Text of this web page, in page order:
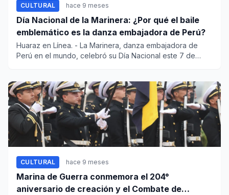
CULTURAL hace 9 meses
Día Nacional de la Marinera: ¿Por qué el baile
emblemático es la danza embajadora de Perú?
Huaraz en Línea. - La Marinera, danza embajadora de
Perú en el mundo, celebró su Día Nacional este 7 de
CULTURAL hace 9 meses
Marina de Guerra conmemora el 204°
aniversario de creación y el Combate de